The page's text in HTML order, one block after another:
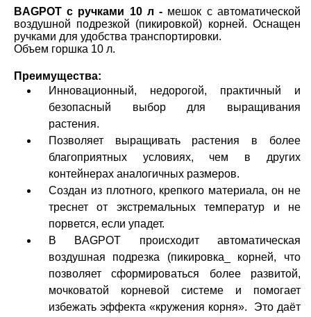
BAGPOT с ручками 10 л - мешок с автоматической
воздушной подрезкой (пикировкой) корней. Оснащен
ручками для удобства транспортировки.
Объем горшка 10 л.
Преимущества:
Инновационный, недорогой, практичный и
безопасный выбор для выращивания
растения.
Позволяет выращивать растения в более
благоприятных условиях, чем в других
контейнерах аналогичных размеров.
Создан из плотного, крепкого материала, он не
треснет от экстремальных температур и не
порвется, если упадет.
В BAGPOT происходит автоматическая
воздушная подрезка (пикировка_ корней, что
позволяет сформироваться более развитой,
мочковатой корневой системе и помогает
избежать эффекта «кружения корня». Это даёт